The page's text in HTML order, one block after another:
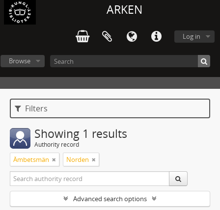
ARKEN
Log in
Browse
Filters
Showing 1 results
Authority record
Ämbetsmän Norden
Advanced search options